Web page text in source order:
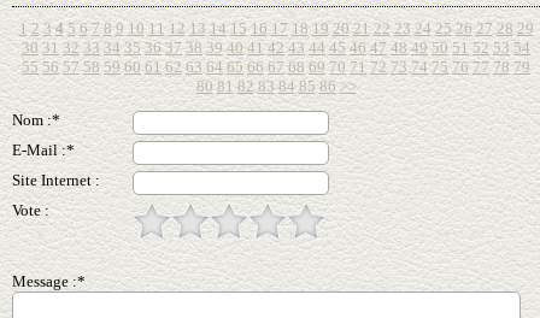
1 2 3 4 5 6 7 8 9 10 11 12 13 14 15 16 17 18 19 20 21 22 23 24 25 26 27 28 29
30 31 32 33 34 35 36 37 38 39 40 41 42 43 44 45 46 47 48 49 50 51 52 53 54
55 56 57 58 59 60 61 62 63 64 65 66 67 68 69 70 71 72 73 74 75 76 77 78 79
80 81 82 83 84 85 86 >>
Nom :*
E-Mail :*
Site Internet :
Vote :
Message :*